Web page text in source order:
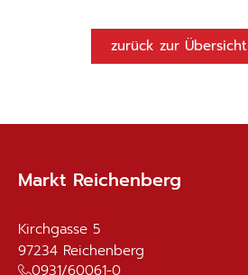
zurück zur Übersicht
Markt Reichenberg
Kirchgasse 5
97234 Reichenberg
0931/60061-0